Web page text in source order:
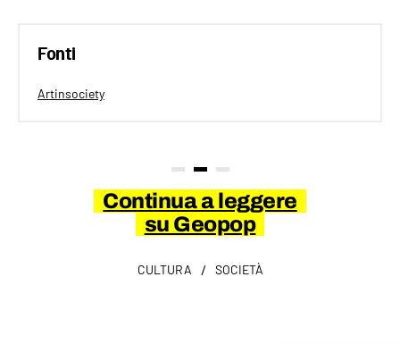
Fonti
Artinsociety
Continua a leggere
su Geopop
CULTURA / SOCIETÀ